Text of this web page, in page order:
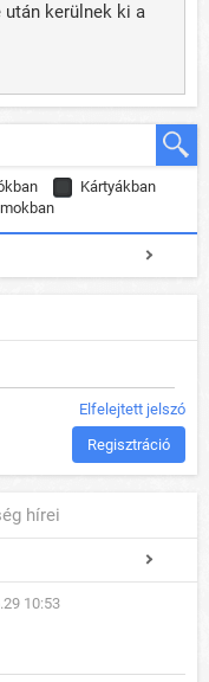
után kerülnek ki a
Kártyákban
Elfelejtett jelszó
Regisztráció
hírei
10:53